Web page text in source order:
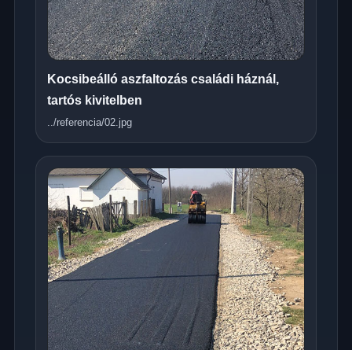
Kocsibeálló aszfaltozás családi háznál,
tartós kivitelben
../referencia/02.jpg